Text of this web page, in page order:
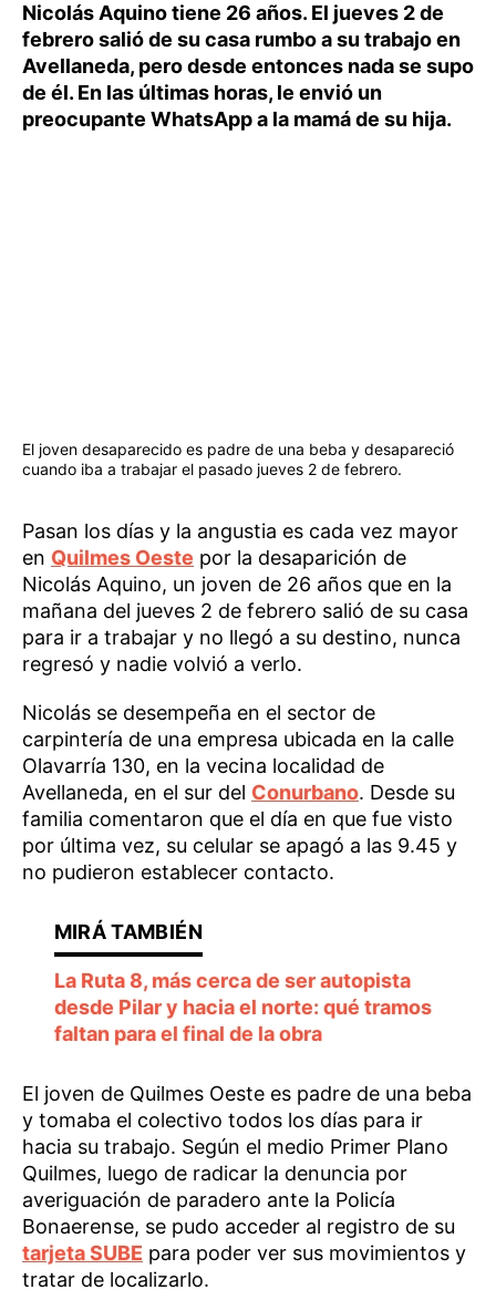
Nicolás Aquino tiene 26 años. El jueves 2 de
febrero salió de su casa rumbo a su trabajo en
Avellaneda, pero desde entonces nada se supo
de él. En las últimas horas, le envió un
preocupante WhatsApp a la mamá de su hija.
El joven desaparecido es padre de una beba y desapareció
cuando iba a trabajar el pasado jueves 2 de febrero.
Pasan los días y la angustia es cada vez mayor
en Quilmes Oeste por la desaparición de
Nicolás Aquino, un joven de 26 años que en la
mañana del jueves 2 de febrero salió de su casa
para ir a trabajar y no llegó a su destino, nunca
regresó y nadie volvió a verlo.
Nicolás se desempeña en el sector de
carpintería de una empresa ubicada en la calle
Olavarría 130, en la vecina localidad de
Avellaneda, en el sur del Conurbano. Desde su
familia comentaron que el día en que fue visto
por última vez, su celular se apagó a las 9.45 y
no pudieron establecer contacto.
La Ruta 8, más cerca de ser autopista
desde Pilar y hacia el norte: qué tramos
faltan para el final de la obra
El joven de Quilmes Oeste es padre de una beba
y tomaba el colectivo todos los días para ir
hacia su trabajo. Según el medio Primer Plano
Quilmes, luego de radicar la denuncia por
averiguación de paradero ante la Policía
Bonaerense, se pudo acceder al registro de su
tarjeta SUBE para poder ver sus movimientos y
tratar de localizarlo.